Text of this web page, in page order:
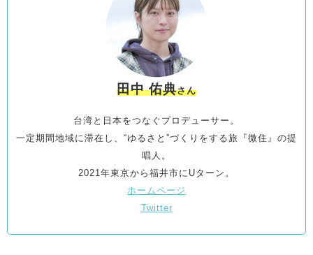
田中 佑典さん
台湾と日本をつなぐプロデューサー。
一定期間地域に滞在し、“ゆるさと”づくりをする旅『微住』の提
唱人。
2021年東京から福井市にUターン。
ホームページ
Twitter